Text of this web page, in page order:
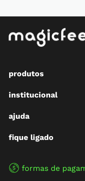
produtos
institucional
ajuda
fique ligado
formas de